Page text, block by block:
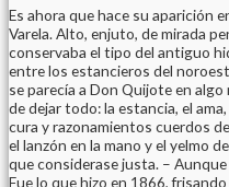
Es ahora que hace su aparición
Varela. Alto, enjuto, de mirada
conservaba el tipo del antiguo
entre los estancieros del
se parecía a Don Quijote en algo
de dejar todo: la estancia, el
cura y razonamientos cuerdos
el lanzón en la mano y el yelmo
que considerase justa. –
Fue lo que hizo en 1866,